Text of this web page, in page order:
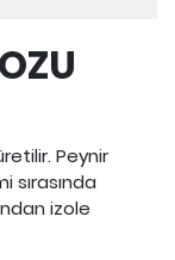
Peynir
sırasında
izole